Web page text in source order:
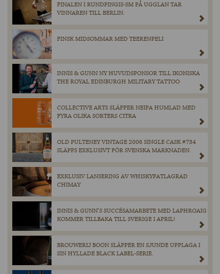
FINALEN I RUNDPINGIS-SM PÅ UGGLAN TAR
VINNAREN TILL BERLIN.
FINSK MIDSOMMAR MED TEERENPELI
INNIS & GUNN NY HUVUDSPONSOR TILL IKONISKA
THE ROYAL EDINBURGH MILITARY TATTOO
COLLECTIVE ARTS SLÄPPER NEIPA HUMLAD MED
FYRA OLIKA SORTERS CITRA
OLD PULTENEY VINTAGE 2006 SINGLE CASK #734
SLÄPPS EXKLUSIVT FÖR SVENSKA MARKNADEN.
EXKLUSIV LANSERING AV WHISKYFATLAGRAD
CHIMAY
INNIS & GUNN’S SUCCÉSAMARBETE MED LAPHROAIG
KOMMER TILLBAKA TILL SVERIGE I APRIL!
BROUWERIJ BOON SLÄPPER EN SJUNDE UPPLAGA I
SIN HYLLADE BLACK LABEL-SERIE.